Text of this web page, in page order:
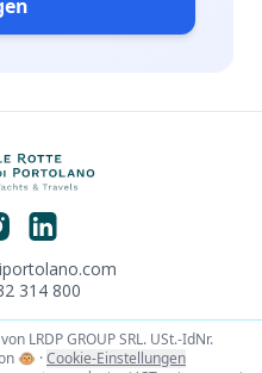
314 800
LRDP GROUP SRL. USt.-IdNr.
🐵 ·Cookie-Einstellungen